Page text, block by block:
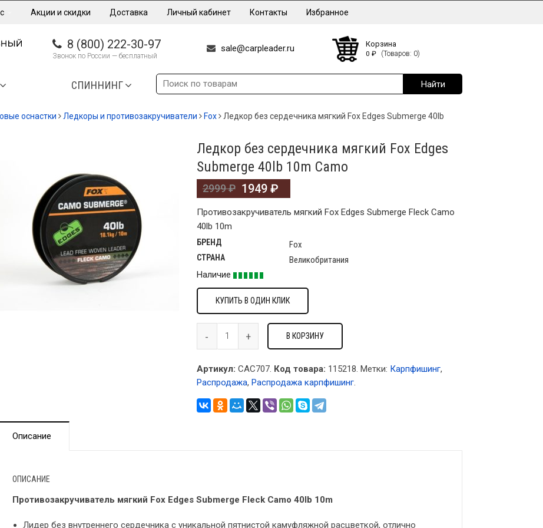
Акции и скидки Доставка Личный кабинет Контакты Избранное
8 (800) 222-30-97
Звонок по России — бесплатный
sale@carpleader.ru Корзина
0 ₽ (Товаров: 0)
СПИННИНГ
оснастки Ледкоры и противозакручиватели Fox
Ледкор без сердечника мягкий Fox Edges Submerge 40lb
Ледкор без сердечника мягкий Fox Edges
Submerge 40lb 10m Camo
2999₽ 1949 ₽
Противозакручиватель мягкий Fox Edges Submerge Fleck Camo
40lb 10m
БРЕНД Fox
СТРАНА
Великобритания
Наличие
КУПИТЬ В ОДИН КЛИК
В КОРЗИНУ
Артикул: CAC707. Код товара: 115218. Метки: Карпфишинг,
Распродажа, Распродажа карпфишинг.
Описание
ОПИСАНИЕ
Противозакручиватель мягкий Fox Edges Submerge Fleck Camo 40lb 10m
Лидер без внутреннего сердечника с уникальной пятнистой камуфляжной расцветкой, отлично